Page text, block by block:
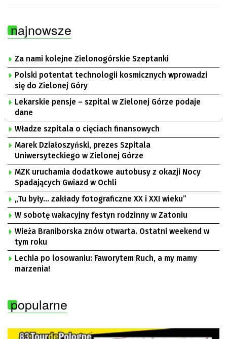
najnowsze
Za nami kolejne Zielonogórskie Szeptanki
Polski potentat technologii kosmicznych wprowadzi
się do Zielonej Góry
Lekarskie pensje – szpital w Zielonej Górze podaje
dane
Władze szpitala o cięciach finansowych
Marek Działoszyński, prezes Szpitala
Uniwersyteckiego w Zielonej Górze
MZK uruchamia dodatkowe autobusy z okazji Nocy
Spadających Gwiazd w Ochli
„Tu były… zakłady fotograficzne XX i XXI wieku”
W sobotę wakacyjny festyn rodzinny w Zatoniu
Wieża Braniborska znów otwarta. Ostatni weekend w
tym roku
Lechia po losowaniu: Faworytem Ruch, a my mamy
marzenia!
popularne